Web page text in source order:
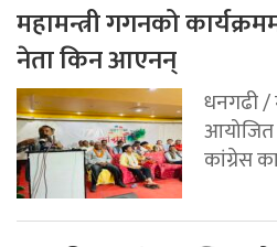
महामन्त्री गगनको
नेता किन आएनन्
धनगढी /
आयोजित
कांग्रेस